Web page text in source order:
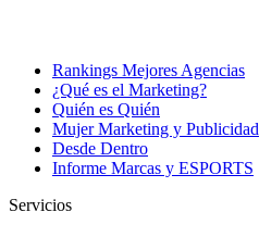
Rankings Mejores Agencias
¿Qué es el Marketing?
Quién es Quién
Mujer Marketing y Publicidad
Desde Dentro
Informe Marcas y ESPORTS
Servicios